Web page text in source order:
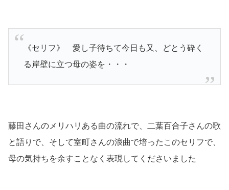
《セリフ》 愛し子待ちて今日も又、どとう砕く
る岸壁に立つ母の姿を・・・
藤田さんのメリハリある曲の流れで、二葉百合子さんの歌
と語りで、そして室町さんの浪曲で培ったこのセリフで、
母の気持ちを余すことなく表現してくださいました